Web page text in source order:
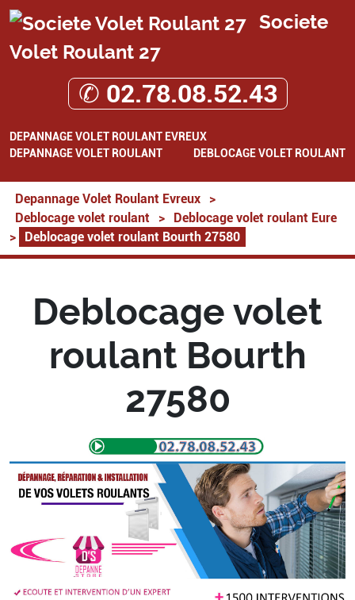
Societe
Volet Roulant 27
✆ 02.78.08.52.43
DEPANNAGE VOLET ROULANT EVREUX
DEPANNAGE VOLET ROULANT
DEBLOCAGE VOLET ROULANT
Depannage Volet Roulant Evreux
>
Deblocage volet roulant
>
Deblocage volet roulant Eure
>
Deblocage volet roulant Bourth 27580
Deblocage volet
roulant Bourth
27580